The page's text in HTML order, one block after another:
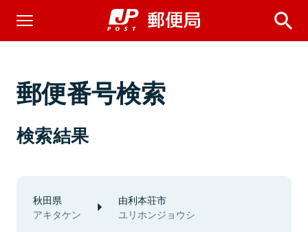
郵便番号検索
検索結果
秋田県
アキタケン
由利本荘市
ユリホンジョウシ